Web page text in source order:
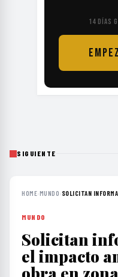
14 DÍAS
SIGUIENTE
HOME›MUNDO› SOLICITAN
MUNDO
Solicitan
el impacto